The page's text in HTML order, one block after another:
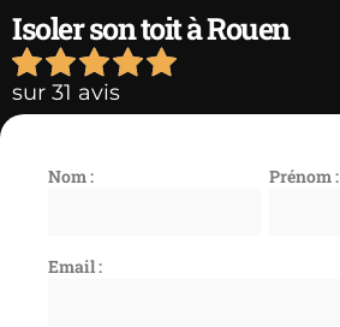
Isoler son toit à Rouen
sur 31 avis
Nom : Prénom :
Email :